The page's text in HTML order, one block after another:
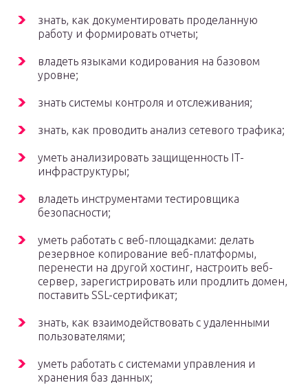
знать, как документировать проделанную
работу и формировать отчеты;
владеть языками кодирования на базовом
уровне;
знать системы контроля и отслеживания;
знать, как проводить анализ сетевого трафика;
уметь анализировать защищенность IT-
инфраструктуры;
владеть инструментами тестировщика
безопасности;
уметь работать с веб-площадками: делать
резервное копирование веб-платформы,
перенести на другой хостинг, настроить веб-
сервер, зарегистрировать или продлить домен,
поставить SSL-сертификат;
знать, как взаимодействовать с удаленными
пользователями;
уметь работать с системами управления и
хранения баз данных;